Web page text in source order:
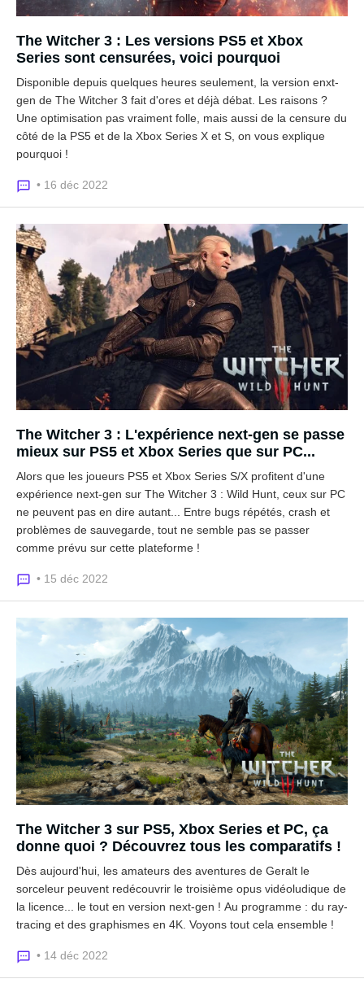
The Witcher 3 : Les versions PS5 et Xbox
Series sont censurées, voici pourquoi
Disponible depuis quelques heures seulement, la version enxt-
gen de The Witcher 3 fait d'ores et déjà débat. Les raisons ?
Une optimisation pas vraiment folle, mais aussi de la censure du
côté de la PS5 et de la Xbox Series X et S, on vous explique
pourquoi !
• 16 déc 2022
The Witcher 3 : L'expérience next-gen se passe
mieux sur PS5 et Xbox Series que sur PC...
Alors que les joueurs PS5 et Xbox Series S/X profitent d'une
expérience next-gen sur The Witcher 3 : Wild Hunt, ceux sur PC
ne peuvent pas en dire autant... Entre bugs répétés, crash et
problèmes de sauvegarde, tout ne semble pas se passer
comme prévu sur cette plateforme !
• 15 déc 2022
The Witcher 3 sur PS5, Xbox Series et PC, ça
donne quoi ? Découvrez tous les comparatifs !
Dès aujourd'hui, les amateurs des aventures de Geralt le
sorceleur peuvent redécouvrir le troisième opus vidéoludique de
la licence... le tout en version next-gen ! Au programme : du ray-
tracing et des graphismes en 4K. Voyons tout cela ensemble !
• 14 déc 2022